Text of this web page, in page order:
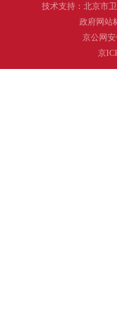
技术支持：北京市
政府网站
京公网安
京